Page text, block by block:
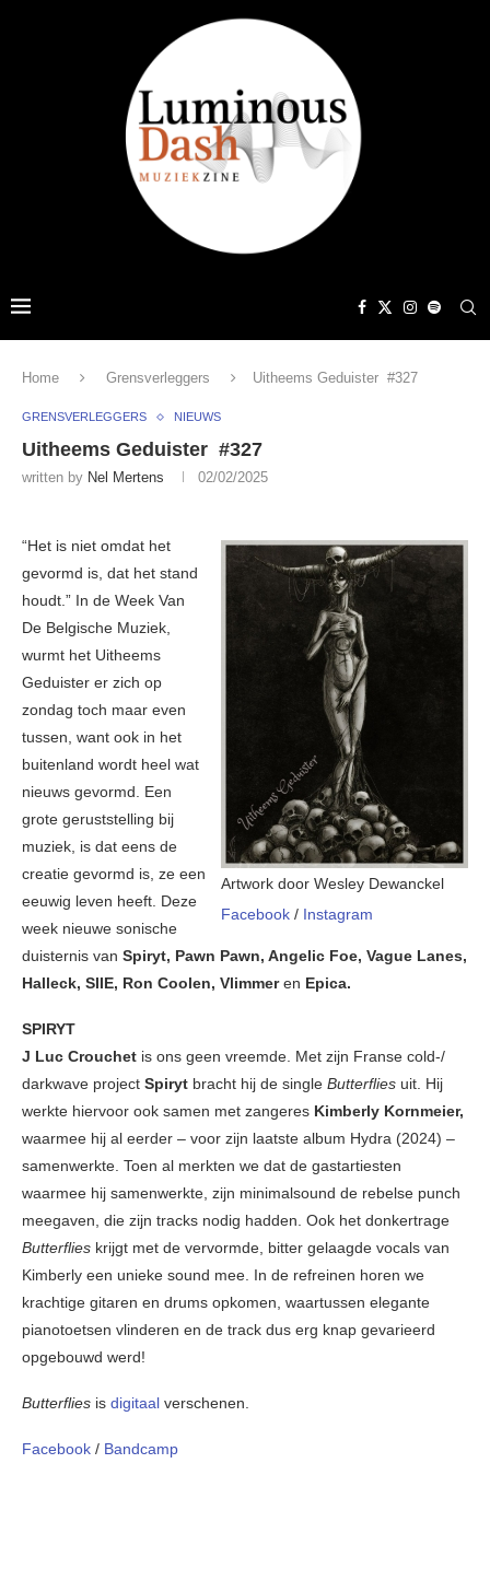
Home Grensverleggers Uitheems Geduister #327
GRENSVERLEGGERS NIEUWS
Uitheems Geduister #327
written by Nel Mertens 02/02/2025
Artwork door Wesley Dewanckel
Facebook / Instagram
“Het is niet omdat het
gevormd is, dat het stand
houdt.” In de Week Van
De Belgische Muziek,
wurmt het Uitheems
Geduister er zich op
zondag toch maar even
tussen, want ook in het
buitenland wordt heel wat
nieuws gevormd. Een
grote geruststelling bij
muziek, is dat eens de
creatie gevormd is, ze een
eeuwig leven heeft. Deze
week nieuwe sonische
duisternis van Spiryt, Pawn Pawn, Angelic Foe, Vague Lanes,
Halleck, SIIE, Ron Coolen, Vlimmeren Epica.
SPIRYT
J Luc Crouchet is ons geen vreemde. Met zijn Franse cold-/
darkwave project Spiryt bracht hij de single Butterflies uit. Hij
werkte hiervoor ook samen met zangeres Kimberly Kornmeier,
waarmee hij al eerder – voor zijn laatste album Hydra (2024) –
samenwerkte. Toen al merkten we dat de gastartiesten
waarmee hij samenwerkte, zijn minimalsound de rebelse punch
meegaven, die zijn tracks nodig hadden. Ook het donkertrage
Butterflies krijgt met de vervormde, bitter gelaagde vocals van
Kimberly een unieke sound mee. In de refreinen horen we
krachtige gitaren en drums opkomen, waartussen elegante
pianotoetsen vlinderen en de track dus erg knap gevarieerd
opgebouwd werd!
Butterflies is digitaal verschenen.
Facebook / Bandcamp